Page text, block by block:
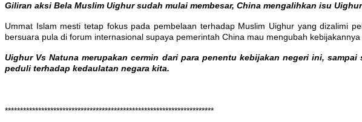
Giliran aksi Bela Muslim Uighur sudah mulai membesar, China mengalihkan isu
Ummat Islam mesti tetap fokus pada pembelaan terhadap Muslim Uighur yang dizalimi
bersuara pula di forum internasional supaya pemerintah China mau mengubah
Uighur Vs Natuna merupakan cermin dari para penentu kebijakan negeri ini,
peduli terhadap kedaulatan negara kita.
*********************************************************************